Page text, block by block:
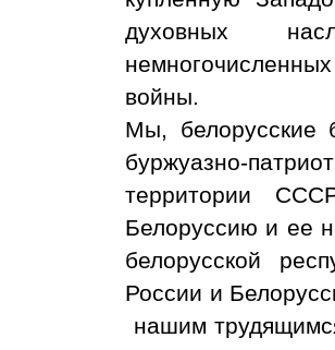
духовных
войны.
Мы, белорусские
буржуазно-
территории
Белоруссию и ее
белорусской
России и
нашим